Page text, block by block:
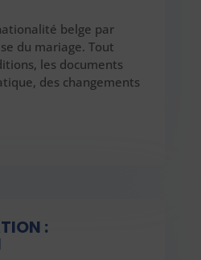
belge par
du mariage. Tout
les documents
des changements
: